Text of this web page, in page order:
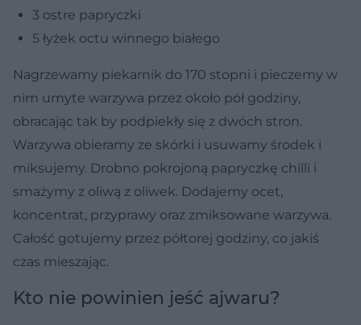
3 ostre papryczki
5 łyżek octu winnego białego
Nagrzewamy piekarnik do 170 stopni i pieczemy w
nim umyte warzywa przez około pół godziny,
obracając tak by podpiekły się z dwóch stron.
Warzywa obieramy ze skórki i usuwamy środek i
miksujemy. Drobno pokrojoną papryczkę chilli i
smażymy z oliwą z oliwek. Dodajemy ocet,
koncentrat, przyprawy oraz zmiksowane warzywa.
Całość gotujemy przez półtorej godziny, co jakiś
czas mieszając.
Kto nie powinien jeść ajwaru?